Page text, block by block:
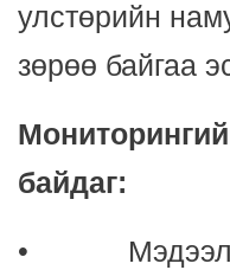
улстөрийн
зөрөө байгаа
байдаг:
•